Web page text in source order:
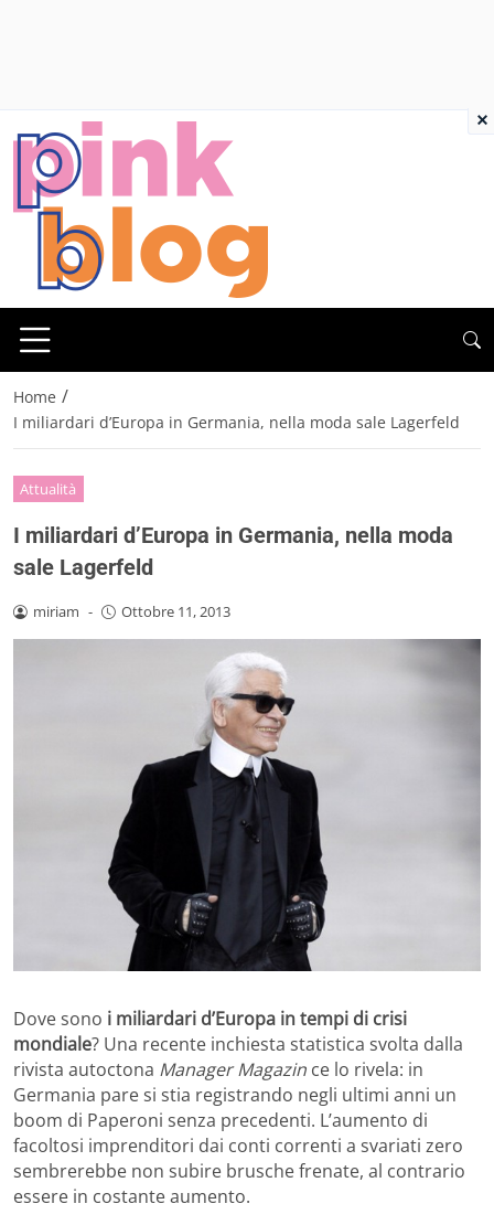
Home /
I miliardari d’Europa in Germania, nella moda sale Lagerfeld
Attualità
I miliardari d’Europa in Germania, nella moda
sale Lagerfeld
miriam - Ottobre 11, 2013
Dove sono i miliardari d’Europa in tempi di crisi
mondiale? Una recente inchiesta statistica svolta dalla
rivista autoctona Manager Magazin ce lo rivela: in
Germania pare si stia registrando negli ultimi anni un
boom di Paperoni senza precedenti. L’aumento di
facoltosi imprenditori dai conti correnti a svariati zero
sembrerebbe non subire brusche frenate, al contrario
essere in costante aumento.
×